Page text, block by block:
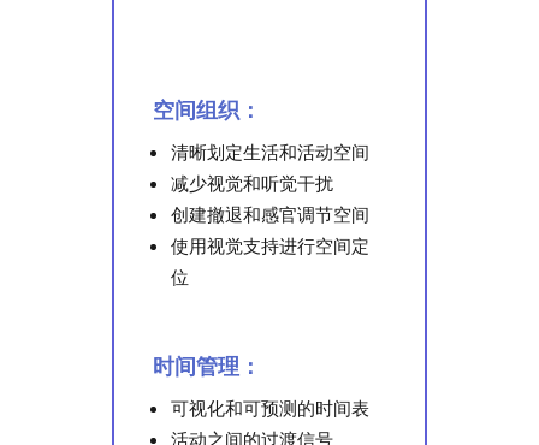
空间组织：
清晰划定生活和活动空间
减少视觉和听觉干扰
创建撤退和感官调节空间
使用视觉支持进行空间定
位
时间管理：
可视化和可预测的时间表
活动之间的过渡信号